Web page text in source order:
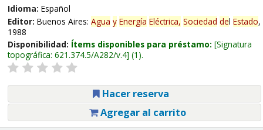
Idioma: Español
Editor: Buenos Aires: Agua y Energía Eléctrica, Sociedad del Estado,
1988
Disponibilidad: Ítems disponibles para préstamo: Signatura
topográfica: 621.374.5/A282/v.4 (1).
Hacer reserva
Agregar al carrito